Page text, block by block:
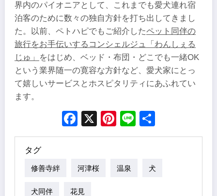
界内のパイオニアとして、これまでも愛犬連れ宿
泊客のために数々の独自方針を打ち出してきまし
た。以前、ペトハピでもご紹介したペット同伴の
旅行をお手伝いするコンシェルジュ「わんしぇる
じゅ」
をはじめ、ベッド・布団・どこでも一緒OK
という業界随一の寛容な方針など、愛犬家にとっ
て嬉しいサービスとホスピタリティにあふれてい
ます。
Facebook
X Pinterest
Line
タグ
修善寺絆 河津桜 温泉 犬
犬同伴 花見